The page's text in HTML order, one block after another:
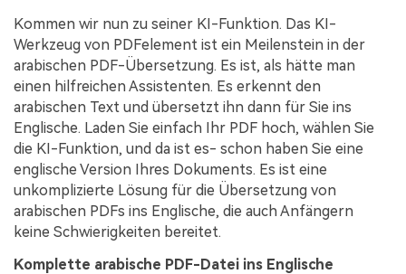
Kommen wir nun zu seiner KI-Funktion. Das KI-
Werkzeug von PDFelement ist ein Meilenstein in der
arabischen PDF-Übersetzung. Es ist, als hätte man
einen hilfreichen Assistenten. Es erkennt den
arabischen Text und übersetzt ihn dann für Sie ins
Englische. Laden Sie einfach Ihr PDF hoch, wählen Sie
die KI-Funktion, und da ist es- schon haben Sie eine
englische Version Ihres Dokuments. Es ist eine
unkomplizierte Lösung für die Übersetzung von
arabischen PDFs ins Englische, die auch Anfängern
keine Schwierigkeiten bereitet.
Komplette arabische PDF-Datei ins Englische